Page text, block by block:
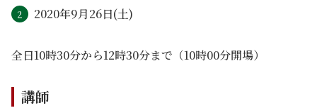
2020年9月26日(土)
全日10時30分から12時30分まで（10時00分開場）
講師